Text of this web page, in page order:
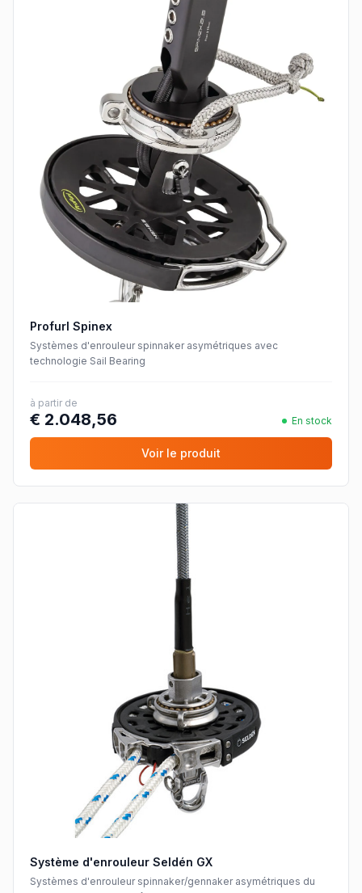
Profurl Spinex
Systèmes d'enrouleur spinnaker asymétriques avec
technologie Sail Bearing
à partir de
€ 2.048,56 En stock
Voir le produit
Système d'enrouleur Seldén GX
Systèmes d'enrouleur spinnaker/gennaker asymétriques du